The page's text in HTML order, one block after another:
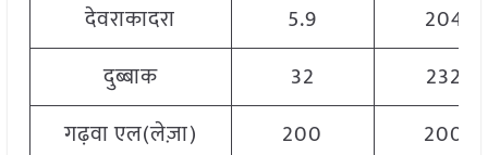
देवराकादरा
5.9
2049
दुब्बाक
32
2320
गढ़वा एल(लेज़ा)
200
2000